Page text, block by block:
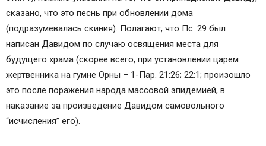
29 на русском языке
Текст псалом 29 царя Давида, на церковно
славянском языке
Толкование Псалма 29
сказано, что это песнь при обновлении дома
(подразумевалась скиния). Полагают, что Пс. 29 был
написан Давидом по случаю освящения места для
будущего храма (скорее всего, при установлении царем
жертвенника на гумне Орны – 1-Пар. 21:26; 22:1; произошло
это после поражения народа массовой эпидемией, в
наказание за произведение Давидом самовольного
“исчисления” его).